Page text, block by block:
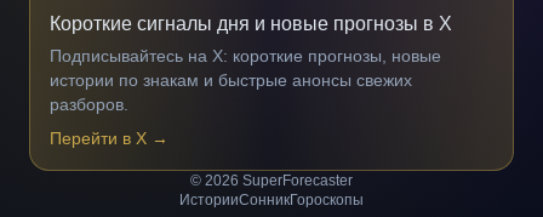
Короткие сигналы дня и новые прогнозы в X
Подписывайтесь на X: короткие прогнозы, новые
истории по знакам и быстрые анонсы свежих
разборов.
Перейти в X →
© 2026 SuperForecaster
ИсторииСонникГороскопы